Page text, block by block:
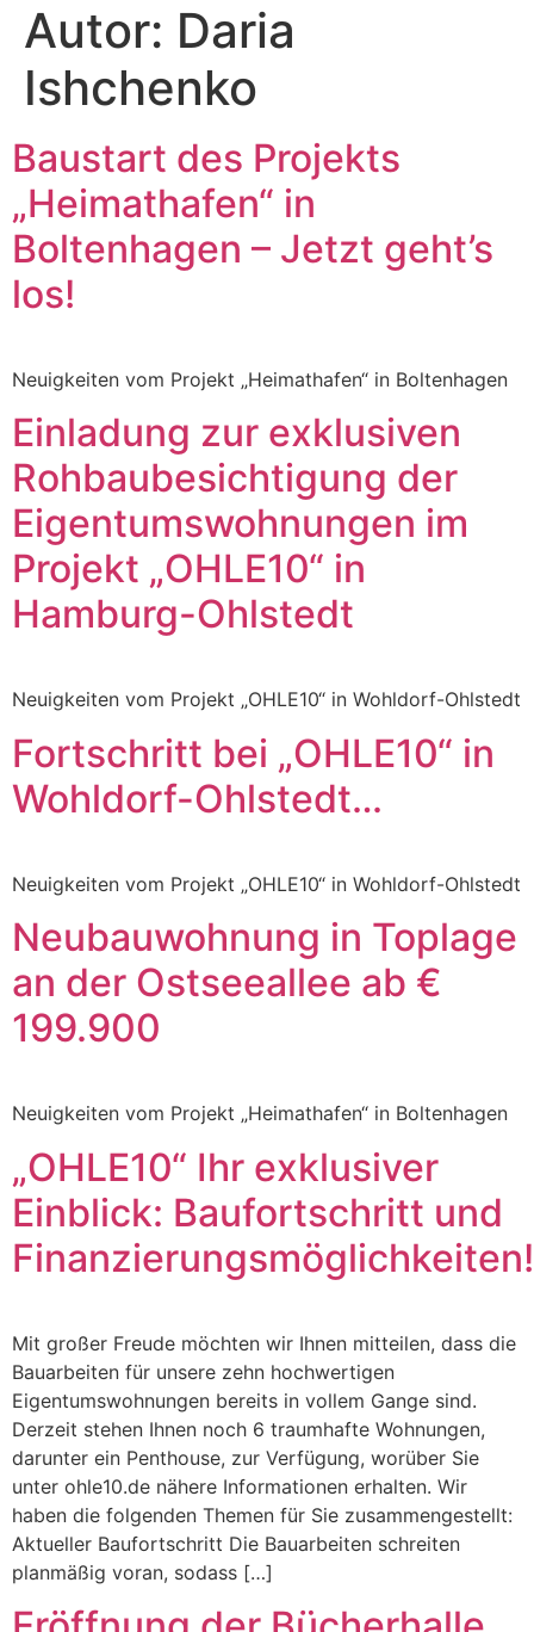
Autor: Daria
Ishchenko
Baustart des Projekts
„Heimathafen“ in
Boltenhagen – Jetzt geht’s
los!
Neuigkeiten vom Projekt „Heimathafen“ in Boltenhagen
Einladung zur exklusiven
Rohbaubesichtigung der
Eigentumswohnungen im
Projekt „OHLE10“ in
Hamburg-Ohlstedt
Neuigkeiten vom Projekt „OHLE10“ in Wohldorf-Ohlstedt
Fortschritt bei „OHLE10“ in
Wohldorf-Ohlstedt…
Neuigkeiten vom Projekt „OHLE10“ in Wohldorf-Ohlstedt
Neubauwohnung in Toplage
an der Ostseeallee ab €
199.900
Neuigkeiten vom Projekt „Heimathafen“ in Boltenhagen
„OHLE10“ Ihr exklusiver
Einblick: Baufortschritt und
Finanzierungsmöglichkeiten!
Mit großer Freude möchten wir Ihnen mitteilen, dass die
Bauarbeiten für unsere zehn hochwertigen
Eigentumswohnungen bereits in vollem Gange sind.
Derzeit stehen Ihnen noch 6 traumhafte Wohnungen,
darunter ein Penthouse, zur Verfügung, worüber Sie
unter ohle10.de nähere Informationen erhalten. Wir
haben die folgenden Themen für Sie zusammengestellt:
Aktueller Baufortschritt Die Bauarbeiten schreiten
planmäßig voran, sodass […]